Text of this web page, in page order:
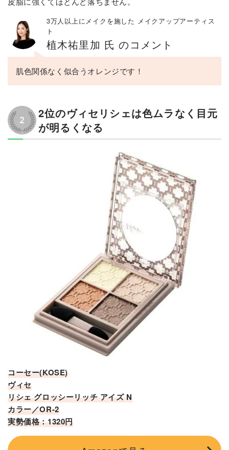
3万人以上にメイクを施した メイクアップアーティス
ト
植木祐里加 氏 のコメント
肌色関係なく似合うオレンジです！
2位のヴィセリシェは色ムラなく目元
が明るくなる
コーセー(KOSE)
ヴィセ
リシェ グロッシーリッチ アイズ N
カラー／OR-2
実勢価格：1320円